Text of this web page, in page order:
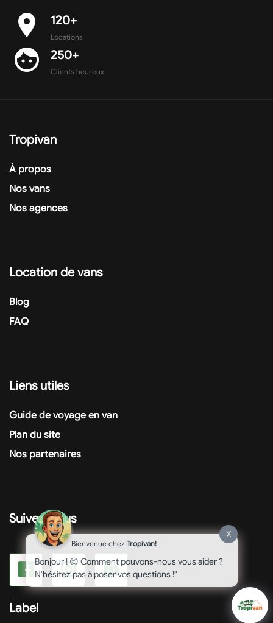
place 120+
Locations
face 250+
Clients heureux
Tropivan
À propos
Nos vans
Nos agences
Location de vans
Blog
FAQ
Liens utiles
Guide de voyage en van
Plan du site
Nos partenaires
Suivez-nous
Label
X
Bienvenue chez Tropivan!
Bonjour ! 😊 Comment pouvons-nous vous aider ?
N'hésitez pas à poser vos questions !"